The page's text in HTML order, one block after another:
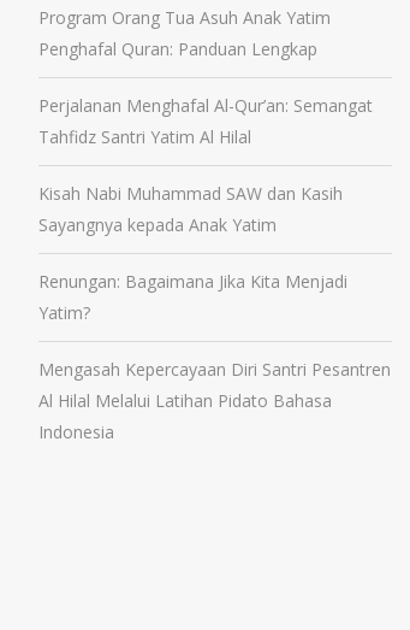
Program Orang Tua Asuh Anak Yatim
Penghafal Quran: Panduan Lengkap
Perjalanan Menghafal Al-Qur’an: Semangat
Tahfidz Santri Yatim Al Hilal
Kisah Nabi Muhammad SAW dan Kasih
Sayangnya kepada Anak Yatim
Renungan: Bagaimana Jika Kita Menjadi
Yatim?
Mengasah Kepercayaan Diri Santri Pesantren
Al Hilal Melalui Latihan Pidato Bahasa
Indonesia